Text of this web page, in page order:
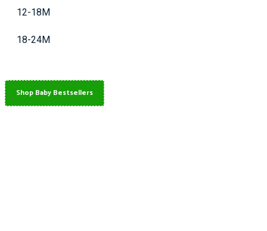
12-18M
18-24M
Shop Baby Bestsellers